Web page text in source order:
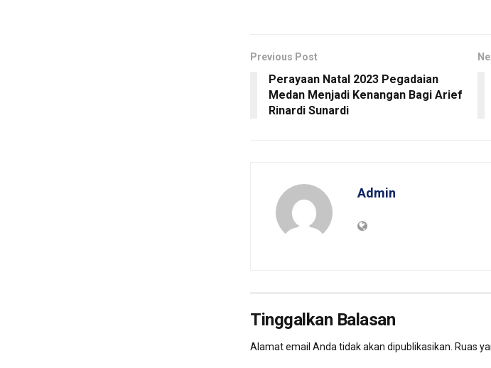
Previous Post
Perayaan Natal 2023 Pegadaian
Medan Menjadi Kenangan Bagi Arief
Rinardi Sunardi
Admin
Tinggalkan Balasan
Alamat email Anda tidak akan dipublikasikan. Ruas